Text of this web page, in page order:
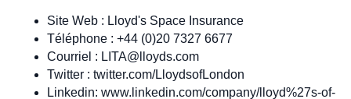
Site Web : Lloyd's Space Insurance
Téléphone : +44 (0)20 7327 6677
Courriel : LITA@lloyds.com
Twitter : twitter.com/LloydsofLondon
Linkedin: www.linkedin.com/company/lloyd%27s-of-